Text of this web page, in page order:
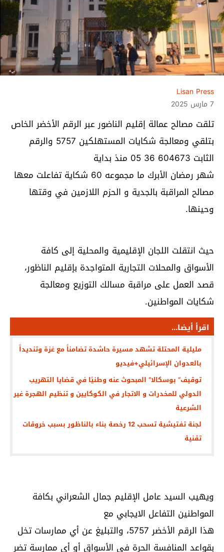
Lisan Press
7 مارس 2025
تلقت مصالح عمالة إقليم الناضور عبر الرقم الأخضر الخاص
بتلقي ومعالجة شكايات المستهلكين 5757 والرقم
الثابت 604673 36 05 منذ بداية
شهر رمضان الأبرك ما مجموعه 60 شكاية تفاعلت معها
مصالح المراقبة بالجدية و الحزم اللازمين في وقتها
وحينها.
حيث انتقلت اللجان الإقليمية والمحلية إلى كافة
الأسواق والمحلات التجارية المتواجدة بإقليم الناظور،
قصد العمل على مراقبة مسالك التوزيع ومعالجة
شكايات المواطنين.
اقرأ أيضا...
مليلية المحتلة تشهد مسيرة حاشدة تضامناً مع غزة وتنديداً
بالعدوان الإسرائيلي+فيديو
توقيف” بوسكالا” المبحوث عنه وطنيًا في قضايا التهريب
الدولي للمخدرات و الاتجار في الكوكايين و تنظيم الهجرة غير
الشرعية
لجنة تفتيشية تسحب 12 رخصة بناء بالناظور بسبب خروقات
تقنية
ويهيب السيد عامل الإقليم جمال الشعراني بكافة
المواطنين التفاعل الايجابي مع
هذا الرقم الأخضر 5757، والتبليغ عن أي ممارسات تخل
بقواعد المنافسة الحرة في الأسواق أو أي ممارسة تضر